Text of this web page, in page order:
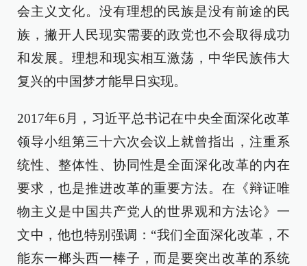
会主义文化。没有理想的民族是没有前途的民
族，撇开人民现实需要的政党也不会取得成功
和发展。理想和现实相互激荡，中华民族伟大
复兴的中国梦才能早日实现。
2017年6月，习近平总书记在中央全面深化改革
领导小组第三十六次会议上就曾指出，注重系
统性、整体性、协同性是全面深化改革的内在
要求，也是推进改革的重要方法。在《辩证唯
物主义是中国共产党人的世界观和方法论》一
文中，他也特别强调：“我们全面深化改革，不
能东一榔头西一棒子，而是要突出改革的系统